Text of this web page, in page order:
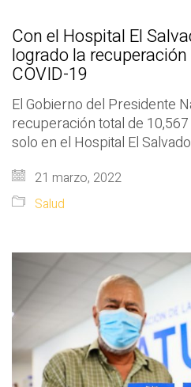
Con el Hospital El
logrado la
COVID-19
El Gobierno del Presidente
recuperación total de
solo en el Hospital El
21 marzo, 2022
Salud